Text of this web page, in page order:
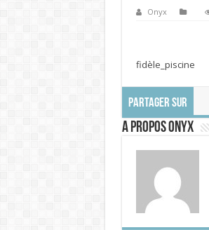
Onyx
fidèle_piscine
PARTAGER SUR
A propos Onyx